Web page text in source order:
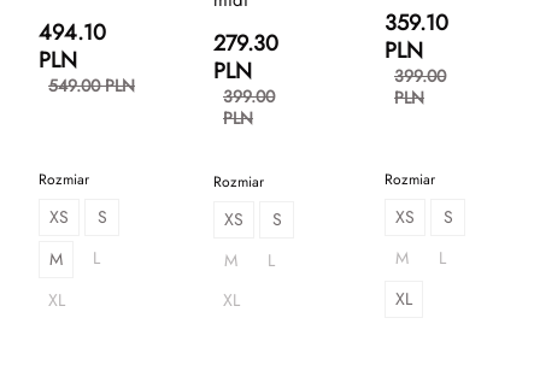
494.10
PLN
549.00 PLN
Rozmiar
XS
S
M
L
XL
279.30
PLN
399.00
PLN
Rozmiar
XS
S
M
L
XL
359.10
PLN
399.00
PLN
Rozmiar
XS
S
M
L
XL